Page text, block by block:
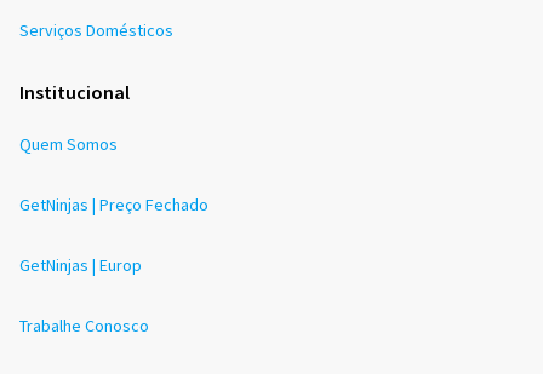
Serviços Domésticos
Institucional
Quem Somos
GetNinjas | Preço Fechado
GetNinjas | Europ
Trabalhe Conosco